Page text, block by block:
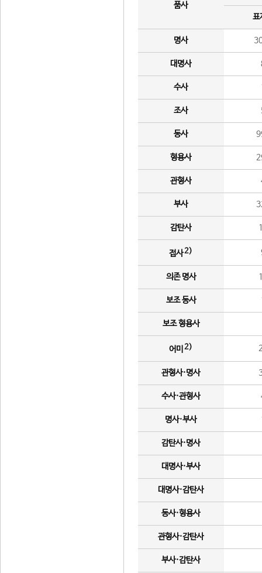
품사
표
명사
대명사
수사
조사
동사
형용사
관형사
부사
감탄사
접사2)
의존 명사
보조 동사
보조 형용사
어미 2)
관형사·명사
수사·관형사
명사·부사
감탄사·명사
대명사·부사
대명사·감탄사
동사·형용사
관형사·감탄사
부사·감탄사